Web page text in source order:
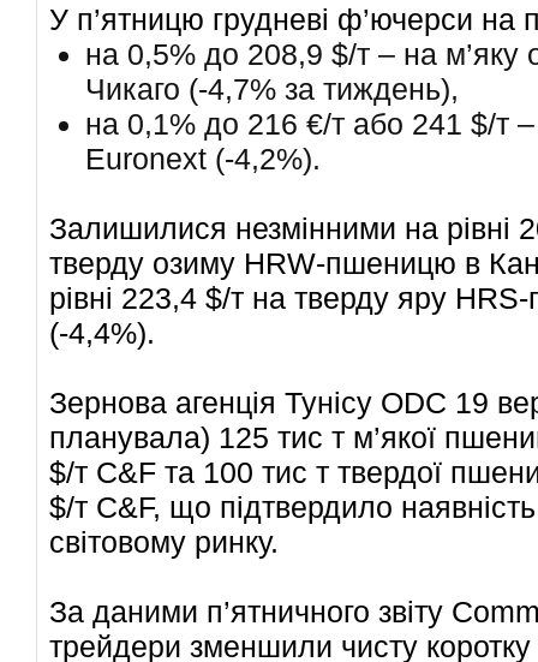
У п’ятницю грудневі ф’ючерси
на 0,5% до 208,9 $/т – на
Чикаго (-4,7% за тиждень),
на 0,1% до 216 €/т або 241 $/т
Euronext (-4,2%).
Залишилися незмінними на рівні
тверду озиму HRW-пшеницю в
рівні 223,4 $/т на тверду яру
(-4,4%).
Зернова агенція Тунісу ODC 19
планувала) 125 тис т м’якої
$/т C&F та 100 тис т твердої
$/т C&F, що підтвердило
світовому ринку.
За даними п’ятничного звіту
трейдери зменшили чисту